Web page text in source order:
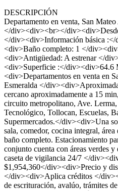
DESCRIPCIÓN
Departamento en venta, San
</div><div><br></
</div><div>Información básica
<div>Baño completo: 1 </
<div>Antigüedad: A estrenar </
<div>Superficie :</
<div>Departamentos en venta en
Esmeralda </
cercano aproximadamente a 15
circuito metropolitano, Ave.
Tecnológico, Tollocan, Escuelas,
Supermercados.</div><div>Una
sala, comedor, cocina integral,
baño completo. Estacionamiento
conjunto cuenta con áreas verdes
caseta de vigilancia 24/7 </
$1,954,360</div><div>Precio y
</div><div>Aplica créditos </
de escrituración, avalúo, trámites